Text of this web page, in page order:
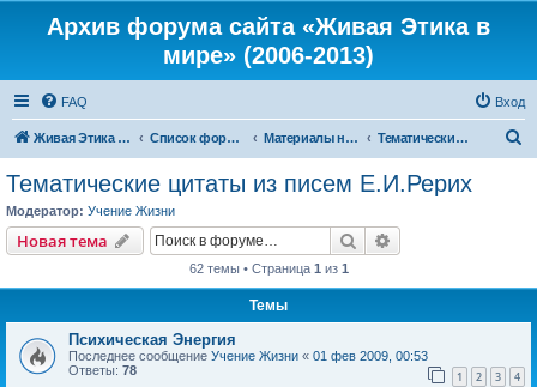
Архив форума сайта «Живая Этика в
мире» (2006-2013)
FAQ Вход
Живая Этика в мире Список форумов Материалы нашего портала Тематические цитаты из писем Е.И.Рерих
Тематические цитаты из писем Е.И.Рерих
Модератор: Учение Жизни
Новая тема Поиск
62 темы • Страница 1 из 1
Темы
Психическая Энергия
Последнее сообщение Учение Жизни « 01 фев 2009, 00:53
Ответы: 78 1 2 3 4